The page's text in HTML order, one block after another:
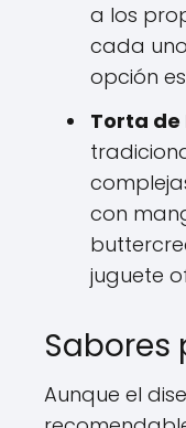
a los
cada
opción
Torta
con
juguete
Sabores
Aunque el